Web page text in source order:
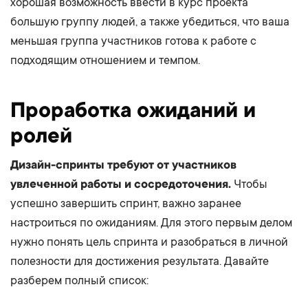
большую группу людей, а также убедиться, что ваша
меньшая группа участников готова к работе с
подходящим отношением и темпом.
Проработка ожиданий и
ролей
Дизайн-спринты требуют от участников
увлеченной работы и сосредоточения. Чтобы
успешно завершить спринт, важно заранее
настроиться по ожиданиям. Для этого первым делом
нужно понять цель спринта и разобраться в личной
полезности для достижения результата. Давайте
разберем полный список: